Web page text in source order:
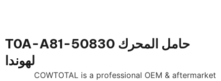
حامل المحرك 50830-T0A-A81
لهوندا
COWTOTAL is a professional OEM & aftermarket